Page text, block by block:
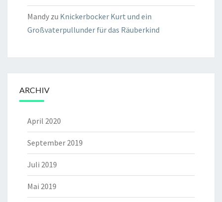
Mandy zu Knickerbocker Kurt und ein
Großvaterpullunder für das Räuberkind
ARCHIV
April 2020
September 2019
Juli 2019
Mai 2019